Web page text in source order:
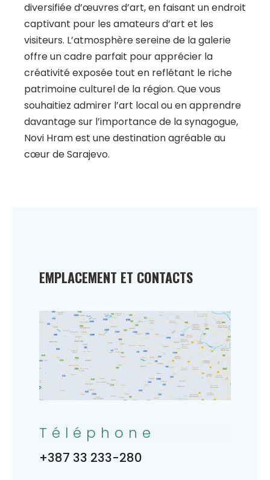
diversifiée d’œuvres d’art, en faisant un endroit
captivant pour les amateurs d’art et les
visiteurs. L’atmosphère sereine de la galerie
offre un cadre parfait pour apprécier la
créativité exposée tout en reflétant le riche
patrimoine culturel de la région. Que vous
souhaitiez admirer l’art local ou en apprendre
davantage sur l’importance de la synagogue,
Novi Hram est une destination agréable au
cœur de Sarajevo.
EMPLACEMENT ET CONTACTS
Téléphone
+387 33 233-280